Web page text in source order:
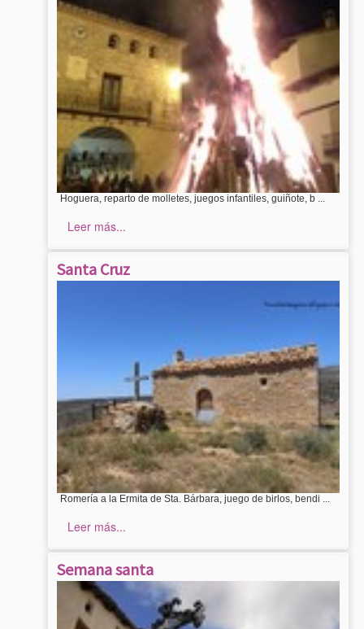
Hoguera, reparto de molletes, juegos infantiles, guiñote, b ...
Leer más...
Santa Cruz
Romería a la Ermita de Sta. Bárbara, juego de birlos, bendi ...
Leer más...
Semana santa